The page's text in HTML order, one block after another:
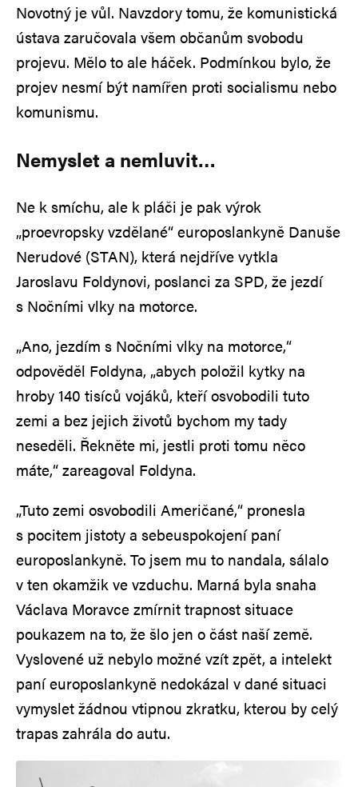
Novotný je vůl. Navzdory tomu, že komunistická
ústava zaručovala všem občanům svobodu
projevu. Mělo to ale háček. Podmínkou bylo, že
projev nesmí být namířen proti socialismu nebo
komunismu.
Nemyslet a nemluvit…
Ne k smíchu, ale k pláči je pak výrok
„proevropsky vzdělané“ europoslankyně Danuše
Nerudové (STAN), která nejdříve vytkla
Jaroslavu Foldynovi, poslanci za SPD, že jezdí
s Nočními vlky na motorce.
„Ano, jezdím s Nočními vlky na motorce,“
odpověděl Foldyna, „abych položil kytky na
hroby 140 tisíců vojáků, kteří osvobodili tuto
zemi a bez jejich životů bychom my tady
neseděli. Řekněte mi, jestli proti tomu něco
máte,“ zareagoval Foldyna.
„Tuto zemi osvobodili Američané,“ pronesla
s pocitem jistoty a sebeuspokojení paní
europoslankyně. To jsem mu to nandala, sálalo
v ten okamžik ve vzduchu. Marná byla snaha
Václava Moravce zmírnit trapnost situace
poukazem na to, že šlo jen o část naší země.
Vyslovené už nebylo možné vzít zpět, a intelekt
paní europoslankyně nedokázal v dané situaci
vymyslet žádnou vtipnou zkratku, kterou by celý
trapas zahrála do autu.